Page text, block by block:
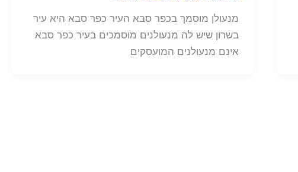
מנעולן מוסמך בכפר סבא העיר כפר סבא היא עיר
בשרון שיש לה מנעולנים מוסמכים בעיר כפר סבא
אינם מנעולנים המועסקים